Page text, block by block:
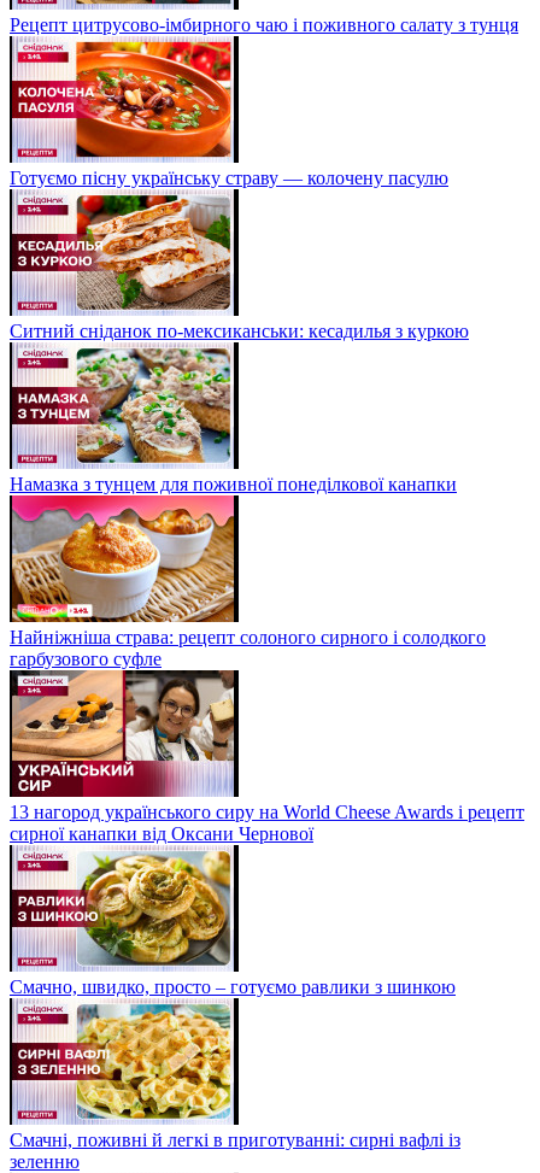
Рецепт цитрусово-імбирного чаю і поживного салату з тунця
Готуємо пісну українську страву — колочену пасулю
Ситний сніданок по-мексиканськи: кесадилья з куркою
Намазка з тунцем для поживної понеділкової канапки
Найніжніша страва: рецепт солоного сирного і солодкого
гарбузового суфле
13 нагород українського сиру на World Cheese Awards і рецепт
сирної канапки від Оксани Чернової
Смачно, швидко, просто – готуємо равлики з шинкою
Смачні, поживні й легкі в приготуванні: сирні вафлі із
зеленню